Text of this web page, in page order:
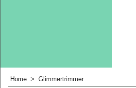
Home > Glimmertrimmer